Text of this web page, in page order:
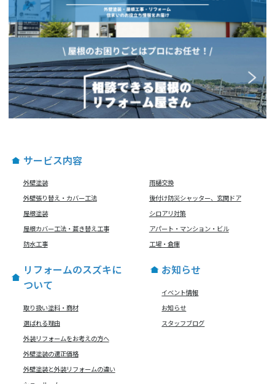
サービス内容
外壁塗装
外壁張り替え・カバー工法
屋根塗装
屋根カバー工法・葺き替え工事
防水工事
雨樋交換
後付け防災シャッター、玄関ドア
シロアリ対策
アパート・マンション・ビル
工場・倉庫
リフォームのスズキに
ついて
取り扱い塗料・商材
選ばれる理由
外装リフォームをお考えの方へ
外壁塗装の適正価格
外壁塗装と外装リフォームの違い
お知らせ
イベント情報
お知らせ
スタッフブログ